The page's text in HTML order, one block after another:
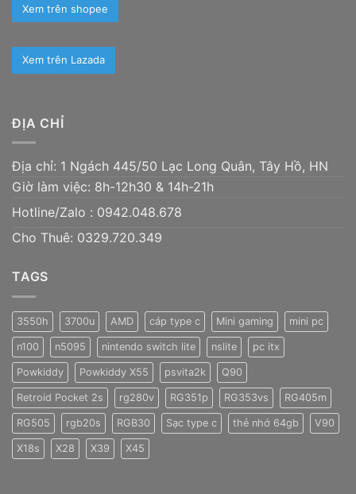
Xem trên shopee
Xem trên Lazada
ĐỊA CHỈ
Địa chỉ: 1 Ngách 445/50 Lạc Long Quân, Tây Hồ, HN
Giờ làm việc: 8h-12h30 & 14h-21h
Hotline/Zalo : 0942.048.678
Cho Thuê: 0329.720.349
TAGS
3550h 3700u AMD cáp type c Mini gaming mini pc
n100 n5095 nintendo switch lite nslite pc itx
Powkiddy Powkiddy X55 psvita2k Q90
Retroid Pocket 2s rg280v RG351p RG353vs RG405m
RG505 rgb20s RGB30 Sạc type c thẻ nhớ 64gb V90
X18s X28 X39 X45